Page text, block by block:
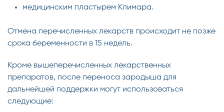
медицинским пластырем Климара.
Отмена перечисленных лекарств происходит не позже
срока беременности в 15 недель.
Кроме вышеперечисленных лекарственных
препаратов, после переноса зародыша для
дальнейшей поддержки могут использоваться
следующие: